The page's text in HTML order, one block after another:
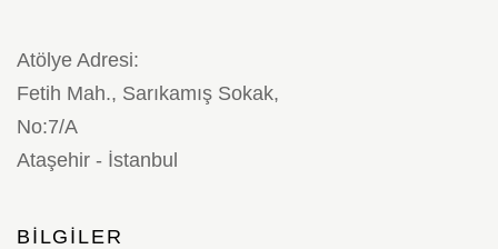
Atölye Adresi:
Fetih Mah., Sarıkamış Sokak,
No:7/A
Ataşehir - İstanbul
BILGILER